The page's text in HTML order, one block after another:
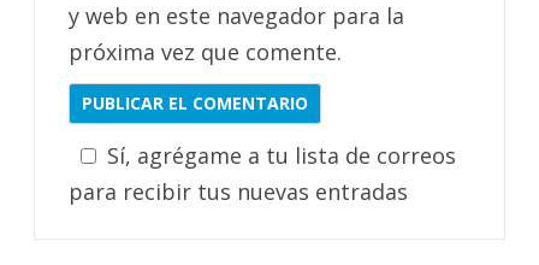
y web en este navegador para la
próxima vez que comente.
Sí, agrégame a tu lista de correos
para recibir tus nuevas entradas